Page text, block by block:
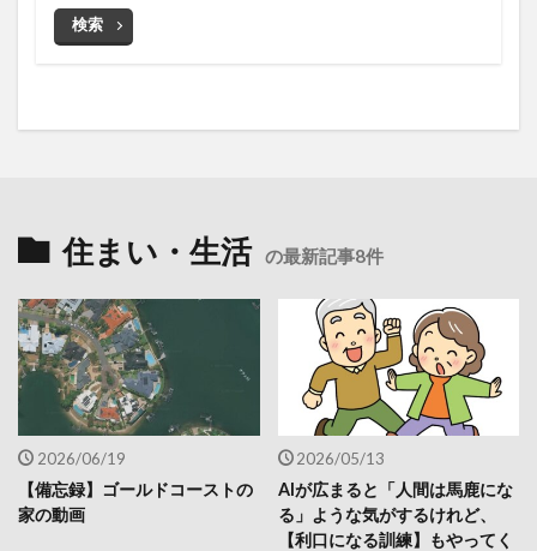
検索
住まい・生活 の最新記事8件
2026/06/19
【備忘録】ゴールドコーストの
家の動画
2026/05/13
AIが広まると「人間は馬鹿にな
る」ような気がするけれど、
【利口になる訓練】もやってく